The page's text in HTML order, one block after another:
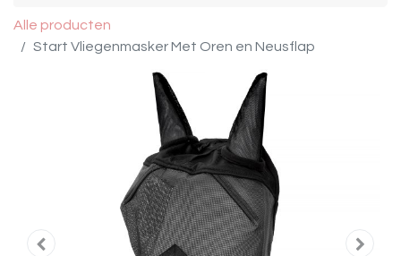
Alle producten
Start Vliegenmasker Met Oren en Neusflap